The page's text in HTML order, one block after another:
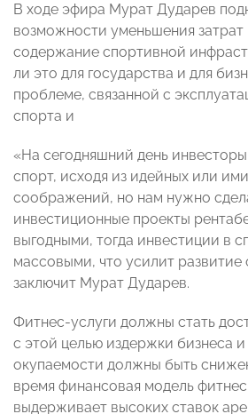
В ходе эфира Мурат Дударев
возможности уменьшения затрат
содержание спортивной
ли это для государства и для
проблеме, связанной с
спорта и
«На сегодняшний день
спорт, исходя из идейных или
соображений, но нам нужно
инвестиционные проекты
выгодными, тогда инвестиции в
массовыми, что усилит развитие
заключит Мурат Дударев.
Фитнес-услуги должны стать
с этой целью издержки бизнеса
окупаемости должны быть
время финансовая модель
выдерживает высоких ставок